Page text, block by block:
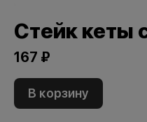
Стейк кеты
167 ₽
В корзину